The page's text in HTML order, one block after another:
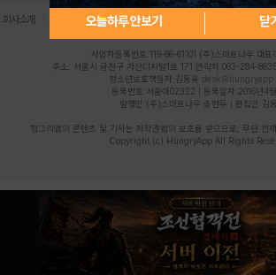
오늘하루 안보기 닫기
회사소개 | 개인정보 처리방침 불법
사업자등록번호:119-86-61101 (주)스마트나우 대표
주소: 서울시 금천구 가산디지털1로 171 연락처:063-284-
청소년보호책임자:김동욱
등록번호:서울아02322 | 등록일자:2016년4
발행인:(주)스마트나우 송현두 | 편집인:김
헝그리앱의 콘텐츠 및 기사는 저작권법의 보호를 받으므로, 무단 전
Copyright (c) HungryApp All Rights